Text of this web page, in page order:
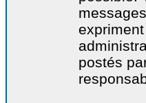
postés